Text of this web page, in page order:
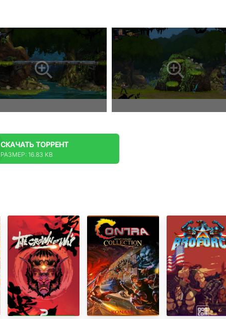
СКАЧАТЬ ТОРРЕНТ
РАЗМЕР: 16.83 KB